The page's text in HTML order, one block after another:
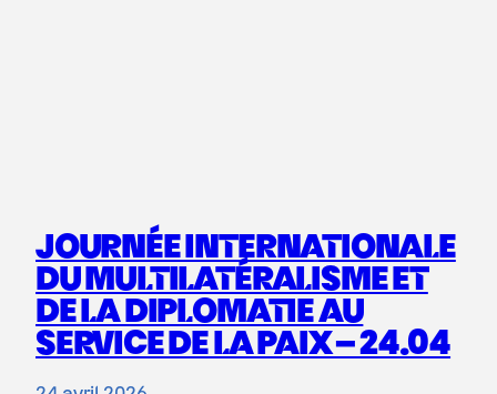
JOURNÉE INTERNATIONALE
DU MULTILATÉRALISME ET
DE LA DIPLOMATIE AU
SERVICE DE LA PAIX – 24.04